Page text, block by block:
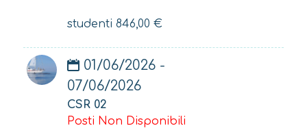
studenti 846,00 €
01/06/2026 -
07/06/2026
CSR 02
Posti Non Disponibili